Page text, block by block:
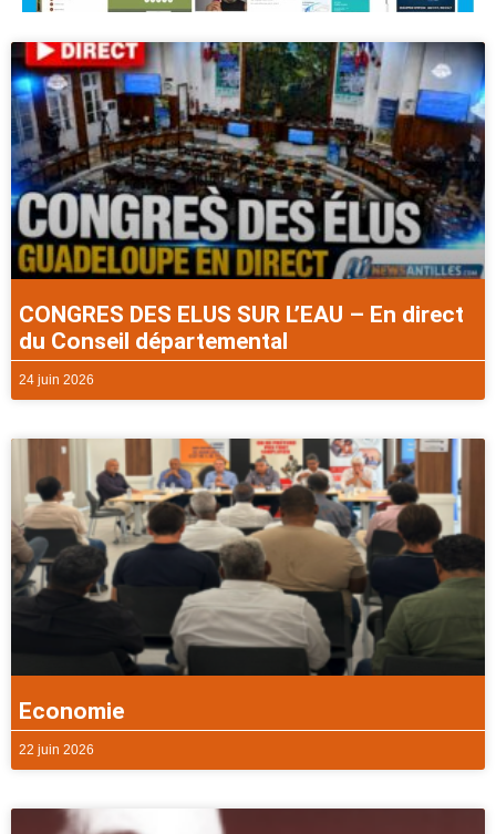
CONGRES DES ELUS SUR L’EAU – En direct
du Conseil départemental
24 juin 2026
Economie
22 juin 2026